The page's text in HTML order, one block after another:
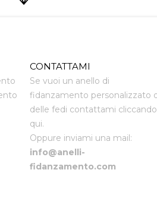
CONTATTAMI
Se vuoi un anello di
fidanzamento personalizzato
delle fedi contattami cliccando
qui.
Oppure inviami una mail:
info@anelli-
fidanzamento.com